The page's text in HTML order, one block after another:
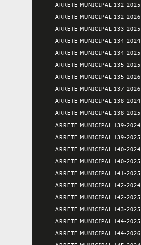
ARRETE MUNICIPAL 132-2025
ARRETE MUNICIPAL 132-2026
ARRETE MUNICIPAL 133-2025
ARRETE MUNICIPAL 134-2024
ARRETE MUNICIPAL 134-2025
ARRETE MUNICIPAL 135-2025
ARRETE MUNICIPAL 135-2026
ARRETE MUNICIPAL 137-2026
ARRETE MUNICIPAL 138-2024
ARRETE MUNICIPAL 138-2025
ARRETE MUNICIPAL 139-2024
ARRETE MUNICIPAL 139-2025
ARRETE MUNICIPAL 140-2024
ARRETE MUNICIPAL 140-2025
ARRETE MUNICIPAL 141-2025
ARRETE MUNICIPAL 142-2024
ARRETE MUNICIPAL 142-2025
ARRETE MUNICIPAL 143-2025
ARRETE MUNICIPAL 144-2025
ARRETE MUNICIPAL 144-2026